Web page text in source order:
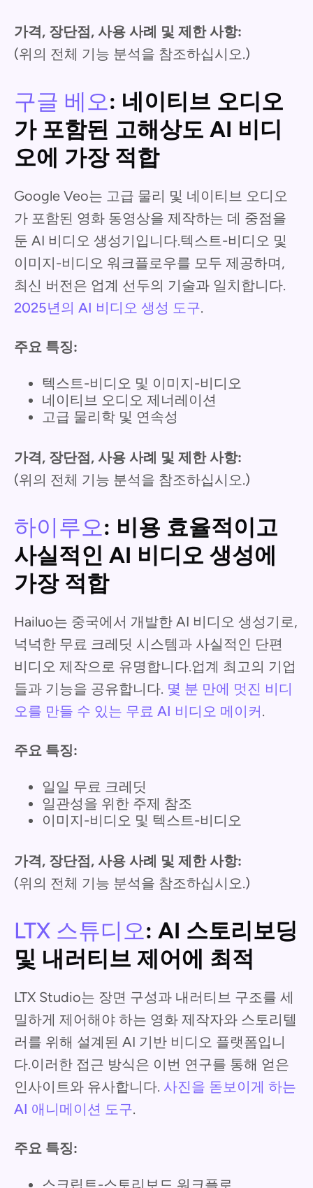
가격, 장단점, 사용 사례 및 제한 사항:
(위의 전체 기능 분석을 참조하십시오.)
구글 베오: 네이티브 오디오
가 포함된 고해상도 AI 비디
오에 가장 적합
Google Veo는 고급 물리 및 네이티브 오디오
가 포함된 영화 동영상을 제작하는 데 중점을
둔 AI 비디오 생성기입니다.텍스트-비디오 및
이미지-비디오 워크플로우를 모두 제공하며,
최신 버전은 업계 선두의 기술과 일치합니다.
2025년의 AI 비디오 생성 도구.
주요 특징:
텍스트-비디오 및 이미지-비디오
네이티브 오디오 제너레이션
고급 물리학 및 연속성
가격, 장단점, 사용 사례 및 제한 사항:
(위의 전체 기능 분석을 참조하십시오.)
하이루오: 비용 효율적이고
사실적인 AI 비디오 생성에
가장 적합
Hailuo는 중국에서 개발한 AI 비디오 생성기로,
넉넉한 무료 크레딧 시스템과 사실적인 단편
비디오 제작으로 유명합니다.업계 최고의 기업
들과 기능을 공유합니다. 몇 분 만에 멋진 비디
오를 만들 수 있는 무료 AI 비디오 메이커.
주요 특징:
일일 무료 크레딧
일관성을 위한 주제 참조
이미지-비디오 및 텍스트-비디오
가격, 장단점, 사용 사례 및 제한 사항:
(위의 전체 기능 분석을 참조하십시오.)
LTX 스튜디오: AI 스토리보딩
및 내러티브 제어에 최적
LTX Studio는 장면 구성과 내러티브 구조를 세
밀하게 제어해야 하는 영화 제작자와 스토리텔
러를 위해 설계된 AI 기반 비디오 플랫폼입니
다.이러한 접근 방식은 이번 연구를 통해 얻은
인사이트와 유사합니다. 사진을 돋보이게 하는
AI 애니메이션 도구.
주요 특징:
스크립트-스토리보드 워크플로